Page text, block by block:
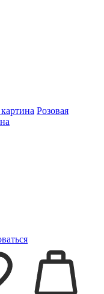
Розовая